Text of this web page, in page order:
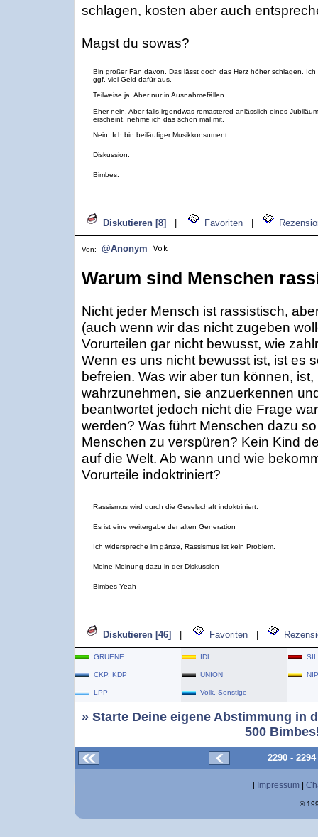
schlagen, kosten aber auch
Magst du sowas?
Bin großer Fan davon. Das lässt doch das Herz höher schlagen.
ggf. viel Geld dafür aus.
Teilweise ja. Aber nur in Ausnahmefällen.
Eher nein. Aber falls irgendwas remastered anlässlich eines
erscheint, nehme ich das schon mal mit.
Nein. Ich bin beiläufiger Musikkonsument.
Diskussion.
Bimbes.
Diskutieren [8] Favoriten
Von: @Anonym
Warum sind Menschen
Nicht jeder Mensch ist rassistisch,
(auch wenn wir das nicht zugeben
Vorurteilen gar nicht bewusst, wie
Wenn es uns nicht bewusst ist, ist es
befreien. Was wir aber tun können,
wahrzunehmen, sie anzuerkennen
beantwortet jedoch nicht die Frage
werden? Was führt Menschen dazu
Menschen zu verspüren? Kein Kind
auf die Welt. Ab wann und wie
Vorurteile indoktriniert?
Rassismus wird durch die Geselschaft indoktriniert.
Es ist eine weitergabe der alten Generation
Ich widerspreche im gänze, Rassismus ist kein Problem.
Meine Meinung dazu in der Diskussion
Bimbes Yeah
Diskutieren [46] Favoriten
GRUENE IDL
CKP, KDP UNION NIP
LPP Volk, Sonstige
» Starte Deine eigene Abstimmung in
500
2290 -
[ Impressum
©